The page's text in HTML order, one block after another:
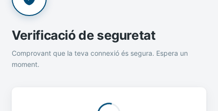
Verificació de seguretat
Comprovant que la teva connexió és segura. Espera un
moment.